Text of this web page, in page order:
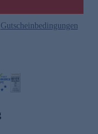
Gutscheinbedingungen